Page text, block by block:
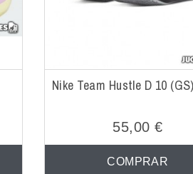
Nike Team Hustle D 10
55,00 €
COMPRAR